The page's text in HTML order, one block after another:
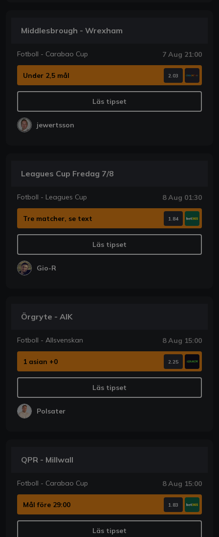
Middlesbrough - Wrexham
Fotboll - Carabao Cup 7 Aug 21:00
Under 2,5 mål 2.03
Läs tipset
jewertsson
Leagues Cup Fredag 7/8
Fotboll - Leagues Cup 8 Aug 01:30
Tre matcher, se text 1.84
Läs tipset
Gio-R
Örgryte - AIK
Fotboll - Allsvenskan 8 Aug 15:00
1 asian +0 2.25
Läs tipset
Polsater
QPR - Millwall
Fotboll - Carabao Cup 8 Aug 15:00
Mål före 29:00 1.83
Läs tipset